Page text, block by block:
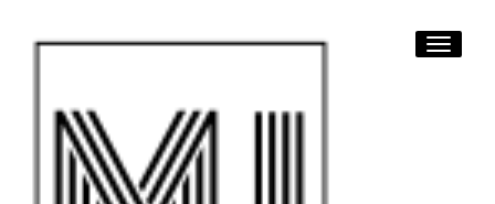
Toggle